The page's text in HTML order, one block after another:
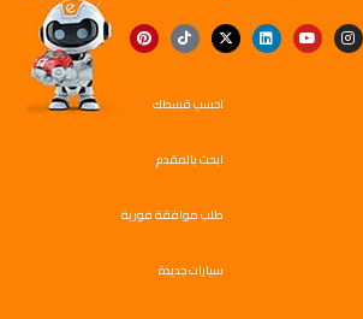
احسب قسطك
ابحث بالمقدم
طلب موافقة فورية
سيارات جديدة